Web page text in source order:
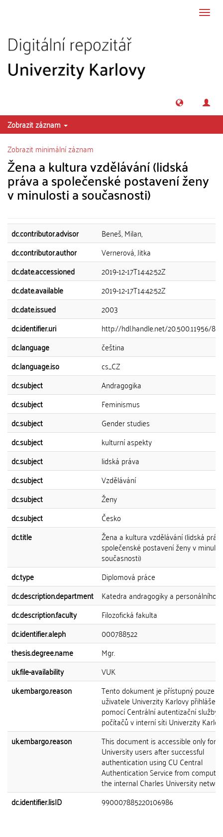
Zobrazit záznam
Zobrazit minimální záznam
Žena a kultura vzdělávání (lidská
práva a společenské postavení ženy
v minulosti a současnosti)
dc.contributor.advisor
Beneš, Milan,
dc.contributor.author
Vernerová, Jitka
dc.date.accessioned
2019-12-17T14:42:52Z
dc.date.available
2019-12-17T14:42:52Z
dc.date.issued
2003
dc.identifier.uri
http://hdl.handle.net/20.500.11956/
dc.language
čeština
dc.language.iso
cs_CZ
dc.subject
Andragogika
dc.subject
Feminismus
dc.subject
Gender studies
dc.subject
kulturní aspekty
dc.subject
lidská práva
dc.subject
Vzdělávání
dc.subject
Ženy
dc.subject
Česko
dc.title
Žena a kultura vzdělávání (lidská
společenské postavení ženy v
současnosti)
dc.type
Diplomová práce
dc.description.department
Katedra andragogiky a personálního
dc.description.faculty
Filozofická fakulta
dc.identifier.aleph
000788522
thesis.degree.name
Mgr.
uk.file-availability
VUK
uk.embargo.reason
Tento dokument je přístupný pouze
uživatele Univerzity Karlovy přihlášené
pomocí Centrální autentizační služby
počítačů v interní síti Univerzity
uk.embargo.reason
This document is accessible only for
University users after successful
authentication using CU Central
Authentication Service from
the internal Charles University
dc.identifier.lisID
990007885220106986